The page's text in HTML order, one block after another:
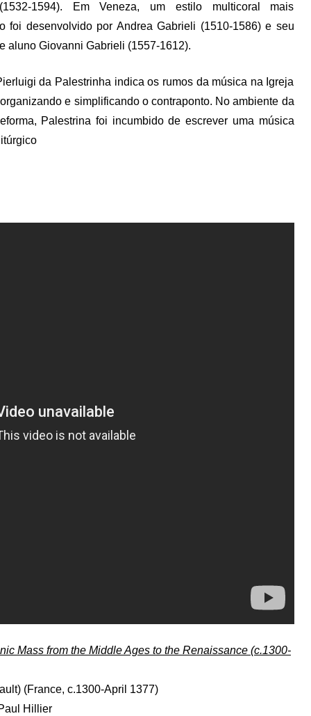
1594). Em Veneza, um estilo multicoral mais
foi desenvolvido por Andrea Gabrieli (1510-1586) e seu
aluno Giovanni Gabrieli (1557-1612).
da Palestrinha indica os rumos da música na Igreja
e simplificando o contraponto. No ambiente da
Palestrina foi incumbido de escrever uma música
Mass from the Middle Ages to the Renaissance (c.1300-
(France, c.1300-April 1377)
Hillier